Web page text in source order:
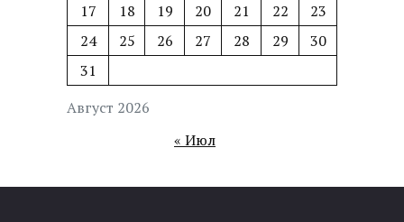
Август 2026
17
18 19 20 21 22
23
24
25 26 27 28 29
30
31
« Июл